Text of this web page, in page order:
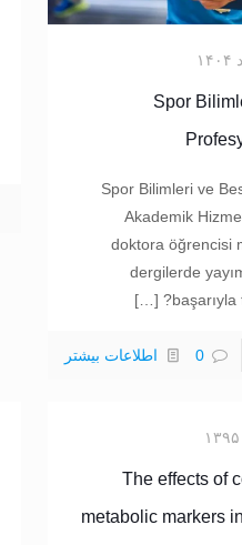
Spor
Spor Bilimleri ve
Akademik
doktora öğrencisi
dergilerde
başarıyla
[…]
0 اطلاعات بیشتر
The effects of
metabolic markers